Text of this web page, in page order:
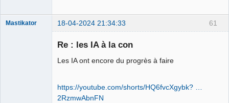
61
Mastikator 18-04-2024 21:34:33
Re : les IA à la con
Les IA ont encore du progrès à faire
https://youtube.com/shorts/HQ6fvcXgybk? …
2RzmwAbnFN